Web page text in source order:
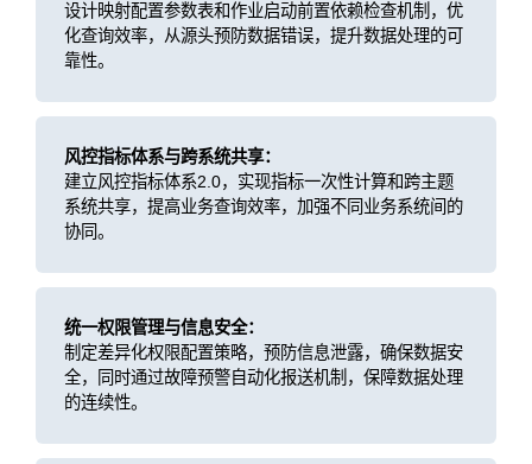
设计映射配置参数表和作业启动前置依赖检查机制，优
化查询效率，从源头预防数据错误，提升数据处理的可
靠性。
风控指标体系与跨系统共享：
建立风控指标体系2.0，实现指标一次性计算和跨主题
系统共享，提高业务查询效率，加强不同业务系统间的
协同。
统一权限管理与信息安全：
制定差异化权限配置策略，预防信息泄露，确保数据安
全，同时通过故障预警自动化报送机制，保障数据处理
的连续性。